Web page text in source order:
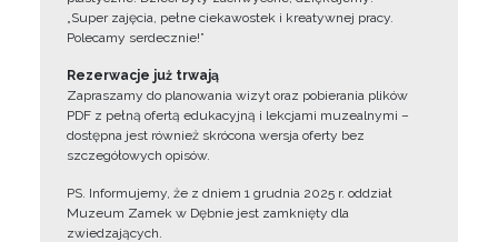
„Super zajęcia, pełne ciekawostek i kreatywnej pracy.
Polecamy serdecznie!”
Rezerwacje już trwają
Zapraszamy do planowania wizyt oraz pobierania plików
PDF z pełną ofertą edukacyjną i lekcjami muzealnymi –
dostępna jest również skrócona wersja oferty bez
szczegółowych opisów.
PS. Informujemy, że z dniem 1 grudnia 2025 r. oddział
Muzeum Zamek w Dębnie jest zamknięty dla
zwiedzających.